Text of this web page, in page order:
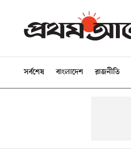
সর্বশেষ বাংলাদেশ রাজনীতি